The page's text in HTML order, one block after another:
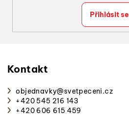
Přihlásit se
Kontakt
objednavky@svetpeceni.cz
+420 545 216 143
+420 606 615 459